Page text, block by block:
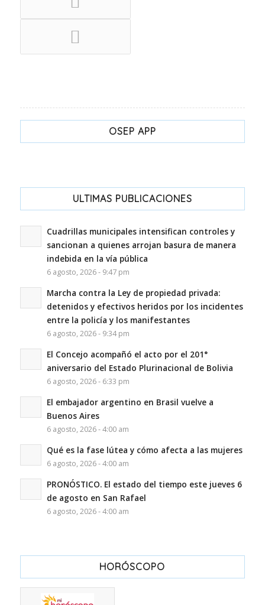
OSEP APP
ULTIMAS PUBLICACIONES
Cuadrillas municipales intensifican controles y
sancionan a quienes arrojan basura de manera
indebida en la vía pública
6 agosto, 2026 - 9:47 pm
Marcha contra la Ley de propiedad privada:
detenidos y efectivos heridos por los incidentes
entre la policía y los manifestantes
6 agosto, 2026 - 9:34 pm
El Concejo acompañó el acto por el 201°
aniversario del Estado Plurinacional de Bolivia
6 agosto, 2026 - 6:33 pm
El embajador argentino en Brasil vuelve a
Buenos Aires
6 agosto, 2026 - 4:00 am
Qué es la fase lútea y cómo afecta a las mujeres
6 agosto, 2026 - 4:00 am
PRONÓSTICO. El estado del tiempo este jueves 6
de agosto en San Rafael
6 agosto, 2026 - 4:00 am
HORÓSCOPO